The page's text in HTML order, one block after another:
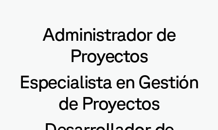
Administrador de
Proyectos
Especialista en Gestión
de Proyectos